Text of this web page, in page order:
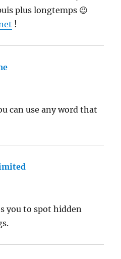
plus longtemps 😉
!
can use any word that
you to spot hidden